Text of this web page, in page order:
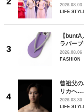
2027」
クは候補
2026.08.03
LIFE
【
ラバー
トウェア
UP開催中
2026.08.06
FASHION
曾祖父
リカへ
指すダン
ぎる【王
2026.03.30
LIFE